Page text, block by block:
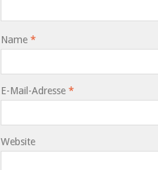
Name *
E-Mail-Adresse *
Website